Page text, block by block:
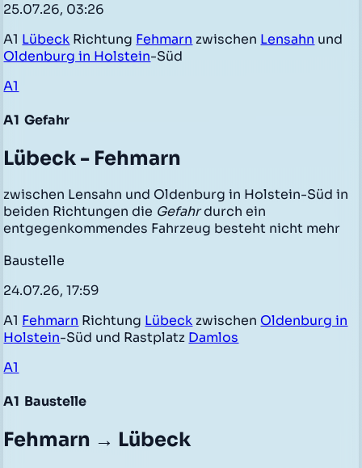
25.07.26, 03:26
A1 Lübeck Richtung Fehmarn zwischen Lensahn und
Oldenburg in Holstein-Süd
A1
A1 Gefahr
Lübeck - Fehmarn
zwischen Lensahn und Oldenburg in Holstein-Süd in
beiden Richtungen die Gefahrdurch ein
entgegenkommendes Fahrzeug besteht nicht mehr
Baustelle
24.07.26, 17:59
A1 Fehmarn Richtung Lübeck zwischen Oldenburg in
Holstein-Süd und Rastplatz Damlos
A1
A1 Baustelle
Fehmarn → Lübeck